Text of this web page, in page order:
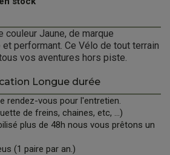
couleur Jaune, de marque
performant. Ce Vélo de tout terrain
vos aventures hors piste.
Longue durée
rendez-vous pour l'entretien.
de freins, chaines, etc, ...)
plus de 48h nous vous prêtons un
(1 paire par an.)